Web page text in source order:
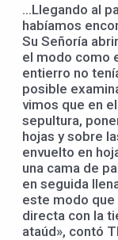
…Llegando al
habíamos
Su Señoría
el modo como
entierro no
posible
vimos que en
sepultura,
hojas y sobre
envuelto en
una cama de
en seguida
este modo que
directa con la
ataúd», contó